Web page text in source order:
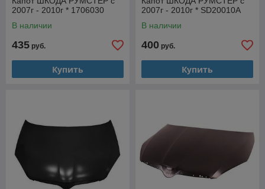
2007г - 2010г * 1706030
В наличии
435 руб.
Купить
2007г - 2010г * SD20010A
В наличии
400 руб.
Купить